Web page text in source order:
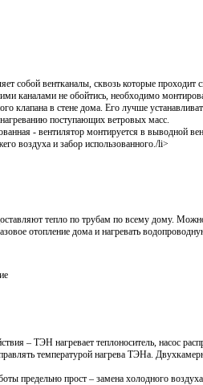
собой вентканалы, сквозь которые
каналами не обойтись, необходимо
клапана в стене дома. Его лучше
поступающих ветровых масс.
- вентилятор монтируется в выводной
воздуха и забор использованного./li>
тепло по трубам по всему дому.
отопление дома и нагревать
– ТЭН нагревает теплоноситель, насос
температурой нагрева ТЭНа.
предельно прост – замена холодного